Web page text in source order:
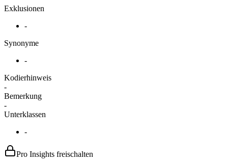
Exklusionen
-
Synonyme
-
Kodierhinweis
-
Bemerkung
-
Unterklassen
-
Pro Insights freischalten